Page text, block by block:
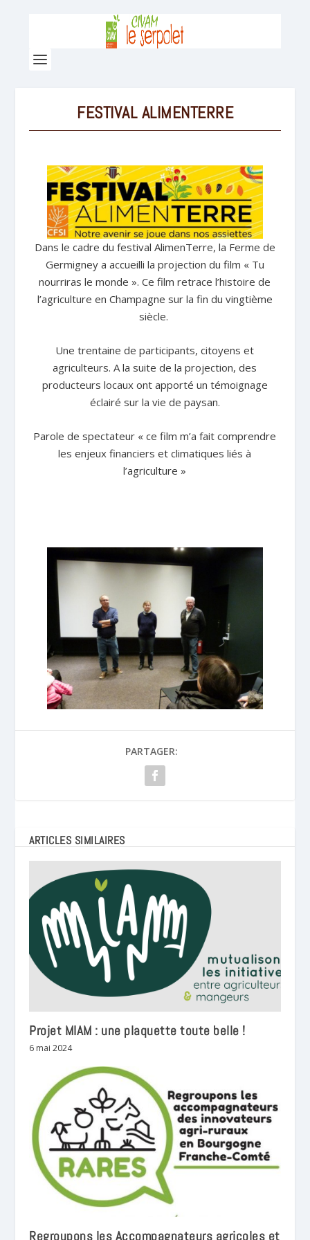
FESTIVAL ALIMENTERRE
Dans le cadre du festival AlimenTerre, la Ferme de
Germigney a accueilli la projection du film « Tu
nourriras le monde ». Ce film retrace l’histoire de
l’agriculture en Champagne sur la fin du vingtième
siècle.
Une trentaine de participants, citoyens et
agriculteurs. A la suite de la projection, des
producteurs locaux ont apporté un témoignage
éclairé sur la vie de paysan.
Parole de spectateur « ce film m’a fait comprendre
les enjeux financiers et climatiques liés à
l’agriculture »
PARTAGER:
ARTICLES SIMILAIRES
Projet MIAM : une plaquette toute belle !
6 mai 2024
Regroupons les Accompagnateurs agricoles et